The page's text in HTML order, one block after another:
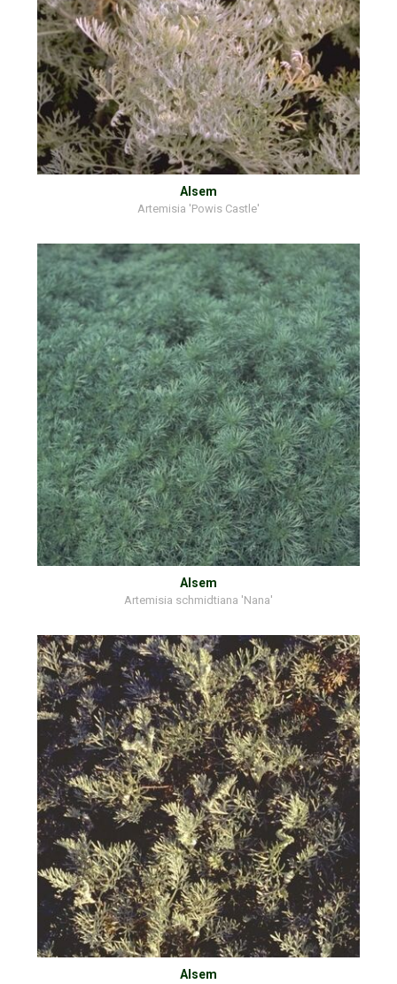
Alsem
Artemisia 'Powis Castle'
Alsem
Artemisia schmidtiana 'Nana'
Alsem